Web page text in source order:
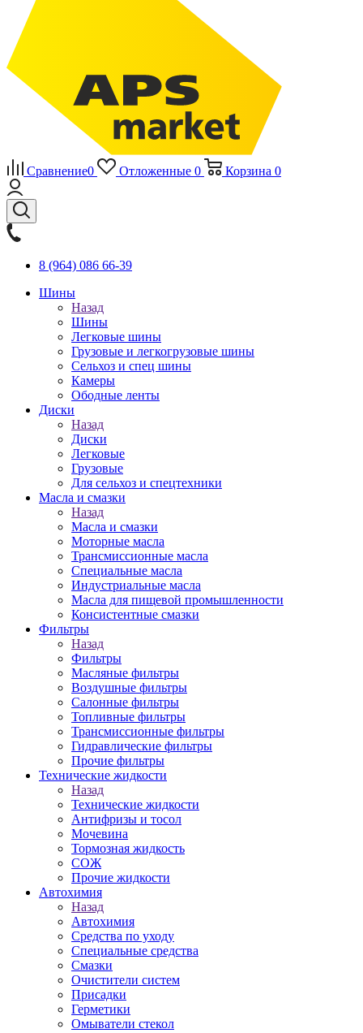
Сравнение0 Отложенные 0 Корзина 0
8 (964) 086 66-39
Шины
Назад
Шины
Легковые шины
Грузовые и легкогрузовые шины
Сельхоз и спец шины
Камеры
Ободные ленты
Диски
Назад
Диски
Легковые
Грузовые
Для сельхоз и спецтехники
Масла и смазки
Назад
Масла и смазки
Моторные масла
Трансмиссионные масла
Специальные масла
Индустриальные масла
Масла для пищевой промышленности
Консистентные смазки
Фильтры
Назад
Фильтры
Масляные фильтры
Воздушные фильтры
Салонные фильтры
Топливные фильтры
Трансмиссионные фильтры
Гидравлические фильтры
Прочие фильтры
Технические жидкости
Назад
Технические жидкости
Антифризы и тосол
Мочевина
Тормозная жидкость
СОЖ
Прочие жидкости
Автохимия
Назад
Автохимия
Средства по уходу
Специальные средства
Смазки
Очистители систем
Присадки
Герметики
Омыватели стекол